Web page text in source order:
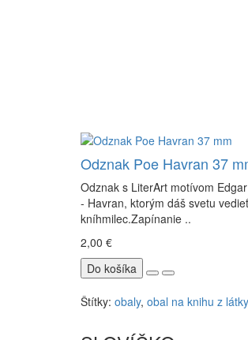
Odznak Poe Havran 37
Odznak s LiterArt motívom
- Havran, ktorým dáš svetu
kníhmilec.Zapínanie ..
2,00 €
Do košíka
Štítky: obaly, obal na knihu z látky